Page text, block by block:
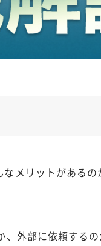
メリットがある
外部に依頼する